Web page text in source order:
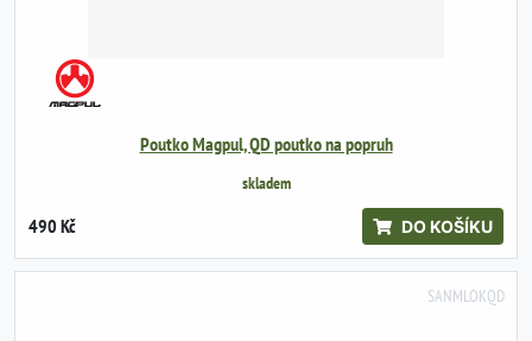
Poutko Magpul, QD poutko na popruh
skladem
490 Kč DO KOŠÍKU
SANMLOKQD